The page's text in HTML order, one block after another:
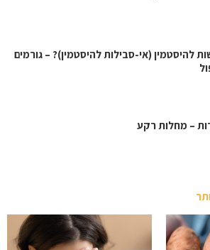
להיסטמין (אי-סבילות להיסטמין)? – גורמים
– מחלות רקע